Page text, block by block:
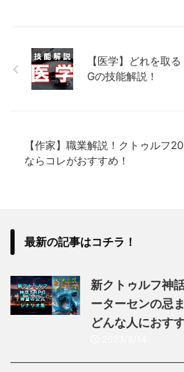
【医学】どれを取
Gの技能解説！
【作家】職業解説！クトゥルフ
ならコレがおすすめ！
最新の記事はコチラ！
新クトゥルフ神
ーターセンの忌
どんな人におす